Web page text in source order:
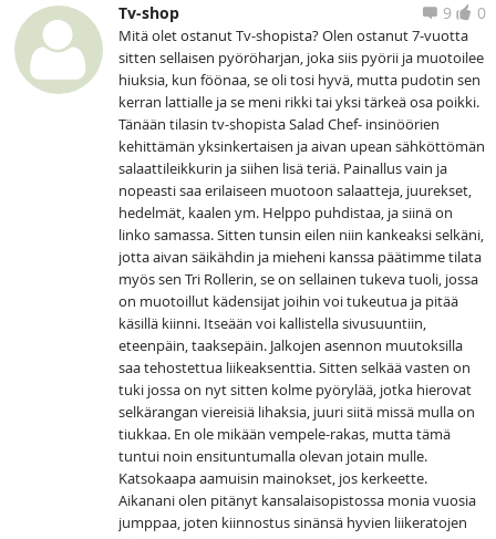
Tv-shop 0
9
Mitä olet ostanut Tv-shopista? Olen ostanut 7-vuotta
sitten sellaisen pyöröharjan, joka siis pyörii ja muotoilee
hiuksia, kun föönaa, se oli tosi hyvä, mutta pudotin sen
kerran lattialle ja se meni rikki tai yksi tärkeä osa poikki.
Tänään tilasin tv-shopista Salad Chef- insinöörien
kehittämän yksinkertaisen ja aivan upean sähköttömän
salaattileikkurin ja siihen lisä teriä. Painallus vain ja
nopeasti saa erilaiseen muotoon salaatteja, juurekset,
hedelmät, kaalen ym. Helppo puhdistaa, ja siinä on
linko samassa. Sitten tunsin eilen niin kankeaksi selkäni,
jotta aivan säikähdin ja mieheni kanssa päätimme tilata
myös sen Tri Rollerin, se on sellainen tukeva tuoli, jossa
on muotoillut kädensijat joihin voi tukeutua ja pitää
käsillä kiinni. Itseään voi kallistella sivusuuntiin,
eteenpäin, taaksepäin. Jalkojen asennon muutoksilla
saa tehostettua liikeaksenttia. Sitten selkää vasten on
tuki jossa on nyt sitten kolme pyörylää, jotka hierovat
selkärangan viereisiä lihaksia, juuri siitä missä mulla on
tiukkaa. En ole mikään vempele-rakas, mutta tämä
tuntui noin ensituntumalla olevan jotain mulle.
Katsokaapa aamuisin mainokset, jos kerkeette.
Aikanani olen pitänyt kansalaisopistossa monia vuosia
jumppaa, joten kiinnostus sinänsä hyvien liikeratojen